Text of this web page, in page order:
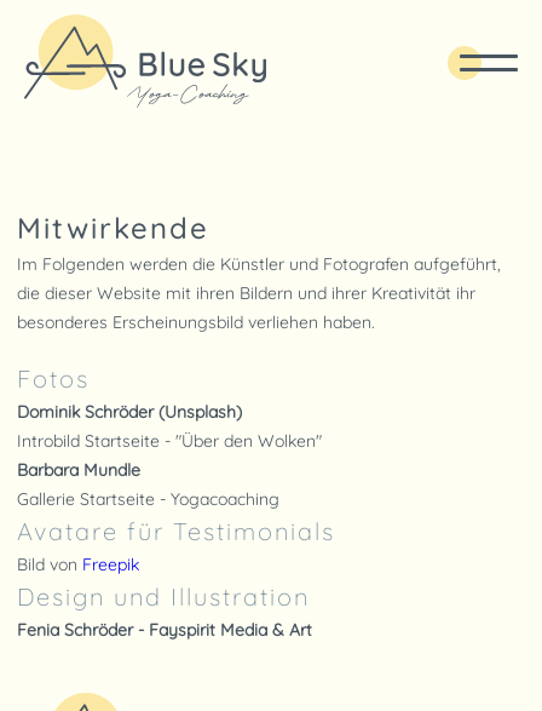
Mitwirkende
Im Folgenden werden die Künstler und Fotografen aufgeführt,
die dieser Website mit ihren Bildern und ihrer Kreativität ihr
besonderes Erscheinungsbild verliehen haben.
Fotos
Dominik Schröder (Unsplash)
Introbild Startseite - "Über den Wolken"
Barbara Mundle
Gallerie Startseite - Yogacoaching
Avatare für Testimonials
Bild von Freepik
Design und Illustration
Fenia Schröder - Fayspirit Media & Art